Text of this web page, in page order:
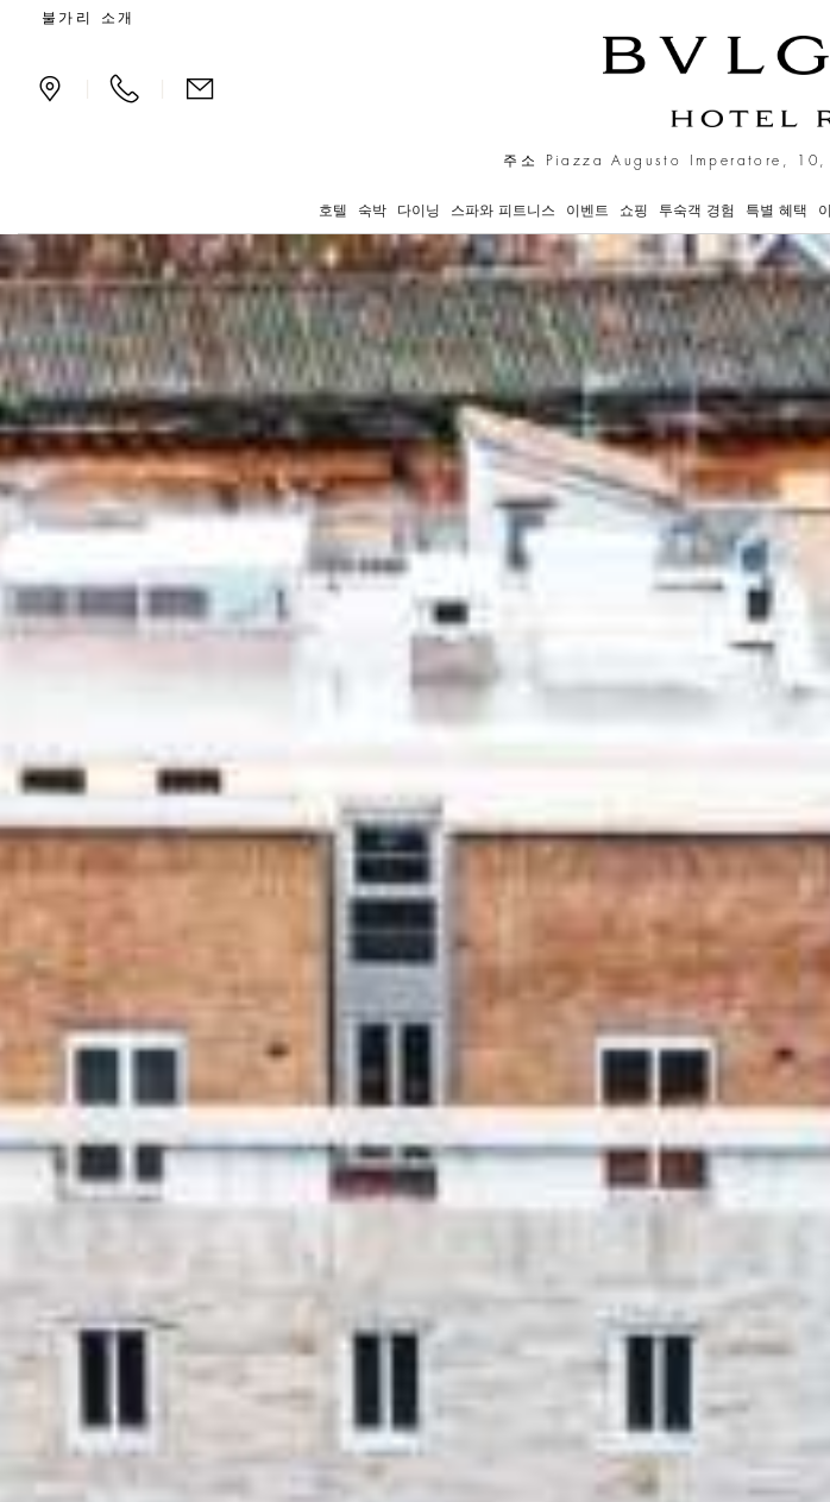
캄포 마르치오 지역 내 럭셔리 호텔
불가리 소개
주소 Piazza Augusto Imperatore,
호텔 숙박 다이닝 스파와 피트니스 이벤트 쇼핑 투숙객 경험 특별 혜택